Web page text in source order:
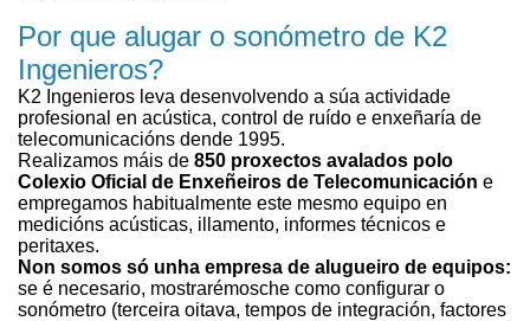
Por que alugar o sonómetro de K2
Ingenieros?
K2 Ingenieros leva desenvolvendo a súa actividade
profesional en acústica, control de ruído e enxeñaría de
telecomunicacións dende 1995.
Realizamos máis de 850 proxectos avalados polo
Colexio Oficial de Enxeñeiros de Telecomunicación e
empregamos habitualmente este mesmo equipo en
medicións acústicas, illamento, informes técnicos e
peritaxes.
Non somos só unha empresa de alugueiro de equipos:
se é necesario, mostrarémosche como configurar o
sonómetro (terceira oitava, tempos de integración, factores